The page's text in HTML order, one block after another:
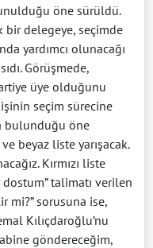
öne sürüldü.
bir delegeye, seçimde
yardımcı olunacağı
Görüşmede,
üye olduğunu
seçim sürecine
bulunduğu öne
beyaz liste yarışacak.
Kırmızı liste
talimatı verilen
mi?” sorusuna ise,
Kılıçdaroğlu’nu
göndereceğim,